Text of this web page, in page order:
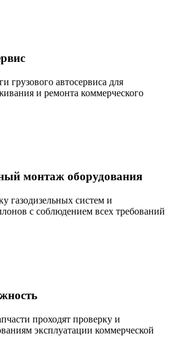
грузового автосервиса для
и ремонта коммерческого
монтаж оборудования
газодизельных систем и
с соблюдением всех требований
проходят проверку и
эксплуатации коммерческой